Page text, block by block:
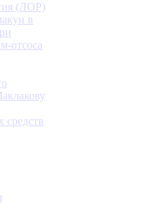
(ЛОР)
в
отсоса
средств